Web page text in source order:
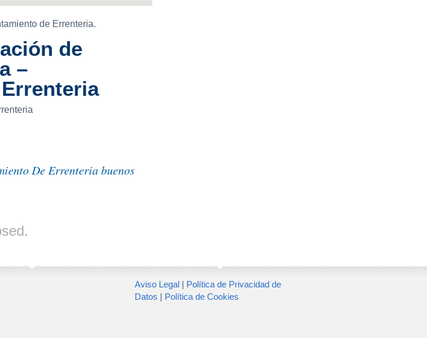
de Errenteria.
de
–
De Errenteria buenos
Aviso Legal | Política de Privacidad de
Datos | Política de Cookies